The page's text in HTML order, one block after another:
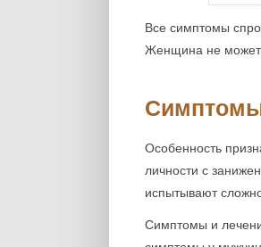
Все симптомы
Женщина не может
Особенность
личности с
испытывают
Симптомы и